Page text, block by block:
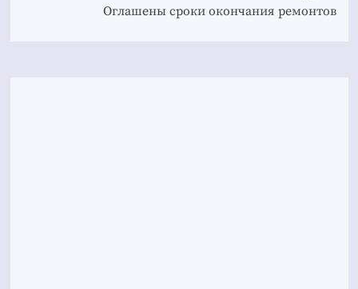
Оглашены сроки окончания ремонтов